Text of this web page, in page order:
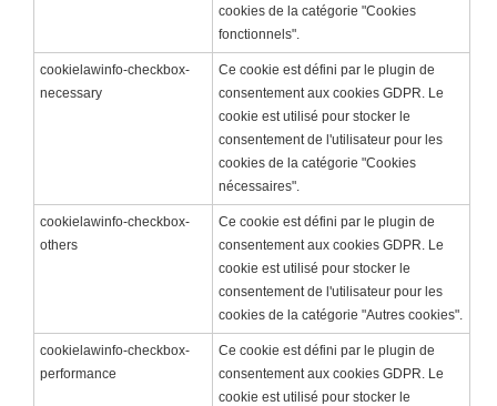
cookies de la catégorie "Cookies
fonctionnels".
cookielawinfo-checkbox-
necessary
Ce cookie est défini par le plugin de
consentement aux cookies GDPR. Le
cookie est utilisé pour stocker le
consentement de l'utilisateur pour les
cookies de la catégorie "Cookies
nécessaires".
cookielawinfo-checkbox-
others
Ce cookie est défini par le plugin de
consentement aux cookies GDPR. Le
cookie est utilisé pour stocker le
consentement de l'utilisateur pour les
cookies de la catégorie "Autres cookies".
cookielawinfo-checkbox-
performance
Ce cookie est défini par le plugin de
consentement aux cookies GDPR. Le
cookie est utilisé pour stocker le